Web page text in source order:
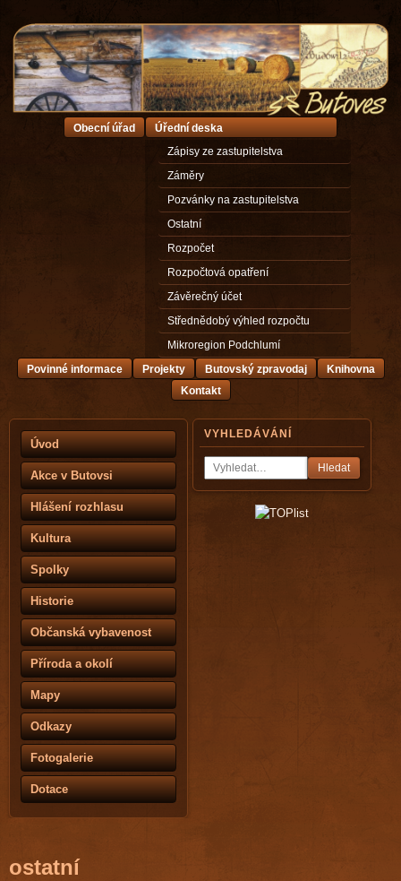
Úvod
Akce v Butovsi
Hlášení rozhlasu
Kultura
Spolky
Historie
Občanská vybavenost
Příroda a okolí
Mapy
Odkazy
Fotogalerie
Dotace
VYHLEDÁVÁNÍ
Hledat
Obecní úřad
Úřední deska
Zápisy ze zastupitelstva
Záměry
Pozvánky na zastupitelstva
Ostatní
Rozpočet
Rozpočtová opatření
Závěrečný účet
Střednědobý výhled rozpočtu
Mikroregion Podchlumí
Povinné informace
Projekty Butovský zpravodaj
Knihovna
Kontakt
ostatní